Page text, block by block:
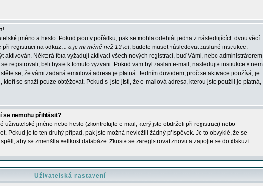
jméno a heslo. Pokud jsou v pořádku, pak se mohla odehrát jedna z následujících dvou věcí.
při registraci na odkaz ... a je mi méně než 13 let, budete muset následovat zaslané instrukce.
aktivován. Některá fóra vyžadují aktivaci všech nových registrací, buď Vámi, nebo administrátorem
registrovali, byli byste k tomuto vyzváni. Pokud vám byl zaslán e-mail, následujte instrukce v něm
se, že vámi zadaná emailová adresa je platná. Jedním důvodem, proč se aktivace používá, je
kteří se snaží pouze obtěžovat. Pokud si jste jisti, že e-mailová adresa, kterou jste použili je platná,
se nemohu přihlásit?!
uživatelské jméno nebo heslo (zkontrolujte e-mail, který jste obdrželi při registraci) nebo
Pokud je to ten druhý případ, pak jste možná nevložili žádný příspěvek. Je to obvyklé, že se
aby se zmenšila velikost databáze. Zkuste se zaregistrovat znovu a zapojte se do diskuzí.
Uživatelská nastavení